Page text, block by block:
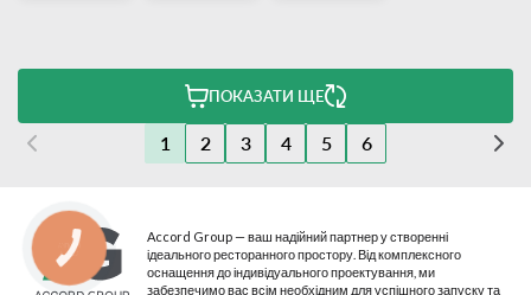
1 2 3 4 5 6
ПОКАЗАТИ ЩЕ
Accord Group — ваш надійний партнер у створенні
ідеального ресторанного простору. Від комплексного
оснащення до індивідуального проектування, ми
забезпечимо вас всім необхідним для успішного запуску та
КНОПКА
СВЯЗИ